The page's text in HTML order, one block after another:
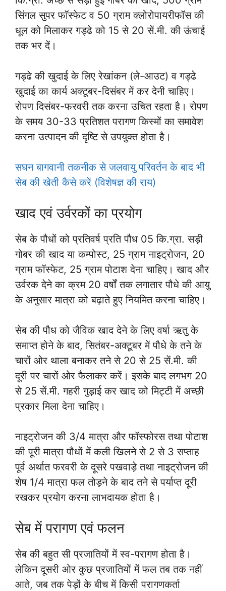
सिंगल सुपर फॉस्फेट व 50 ग्राम क्लोरोपायरीफॉस की
धूल को मिलाकर गड्ढे को 15 से 20 सें.मी. की ऊंचाई
तक भर दें।
गड्ढे की खुदाई के लिए रेखांकन (ले-आउट) व गड्ढे
खुदाई का कार्य अक्टूबर-दिसंबर में कर देनी चाहिए।
रोपण दिसंबर-फरवरी तक करना उचित रहता है। रोपण
के समय 30-33 प्रतिशत परागण किस्मों का समावेश
करना उत्पादन की दृष्टि से उपयुक्त होता है।
सघन बागवानी तकनीक से जलवायु परिवर्तन के बाद भी
सेब की खेती कैसे करें (विशेषज्ञ की राय)
खाद एवं उर्वरकों का प्रयोग
सेब के पौधों को प्रतिवर्ष प्रति पौध 05 कि.ग्रा. सड़ी
गोबर की खाद या कम्पोस्ट, 25 ग्राम नाइट्रोजन, 20
ग्राम फॉस्फेट, 25 ग्राम पोटाश देना चाहिए। खाद और
उर्वरक देने का क्रम 20 वर्षों तक लगातार पौधे की आयु
के अनुसार मात्रा को बढ़ाते हुए नियमित करना चाहिए।
सेब की पौध को जैविक खाद देने के लिए वर्षा ऋतु के
समाप्त होने के बाद, सितंबर-अक्टूबर में पौधे के तने के
चारों ओर थाला बनाकर तने से 20 से 25 सें.मी. की
दूरी पर चारों ओर फैलाकर करें। इसके बाद लगभग 20
से 25 सें.मी. गहरी गुड़़ाई कर खाद को मिट्टी में अच्छी
प्रकार मिला देना चाहिए।
नाइट्रोजन की 3/4 मात्रा और फॉस्फोरस तथा पोटाश
की पूरी मात्रा पौधों में कली खिलने से 2 से 3 सप्ताह
पूर्व अर्थात फरवरी के दूसरे पखवाड़े तथा नाइट्रोजन की
शेष 1/4 मात्रा फल तोड़ने के बाद तने से पर्याप्त दूरी
रखकर प्रयोग करना लाभदायक होता है।
सेब में परागण एवं फलन
सेब की बहुत सी प्रजातियों में स्व-परागण होता है।
लेकिन दूसरी ओर कुछ प्रजातियों में फल तब तक नहीं
आते, जब तक पेड़ों के बीच में किसी परागणकर्ता